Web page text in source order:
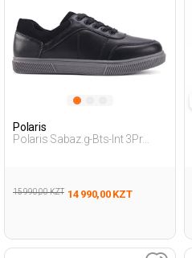
Polaris
Polaris Sabaz.g-Bts-Int 3Pr
15 990,00 KZT 14 990,00 KZT